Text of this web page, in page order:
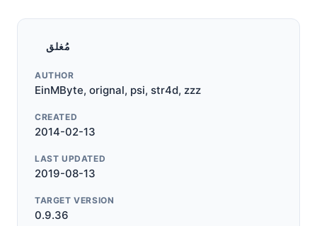
مُغلق
AUTHOR
EinMByte, orignal, psi, str4d, zzz
CREATED
2014-02-13
LAST UPDATED
2019-08-13
TARGET VERSION
0.9.36